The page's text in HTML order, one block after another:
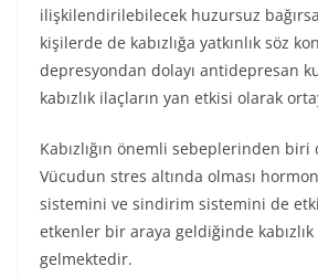
ilişkilendirilebilecek huzursuz
kişilerde de kabızlığa yatkınlık söz
depresyondan dolayı antidepresan
kabızlık ilaçların yan etkisi olarak
Kabızlığın önemli sebeplerinden
Vücudun stres altında olması
sistemini ve sindirim sistemini de
etkenler bir araya geldiğinde
gelmektedir.